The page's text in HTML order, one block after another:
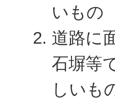
いもの
道路に
石塀等
しいも